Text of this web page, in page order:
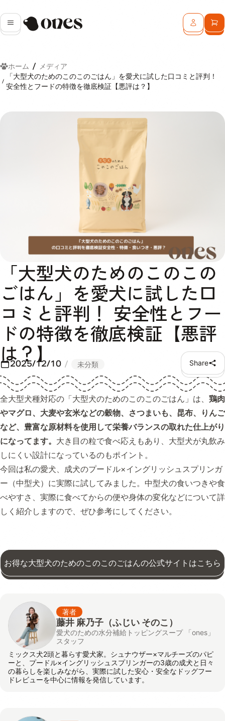
メニューOnes ログインカ
ホーム
メディア
「大型犬のためのこのこのごはん」を愛犬に試した口コミと評判！
安全性とフードの特徴を徹底検証【悪評は？】
「大型犬のためのこのこの
ごはん」を愛犬に試した口
コミと評判！ 安全性とフー
ドの特徴を徹底検証【悪評
は？】
2025/12/10 未分類 Share
全大型犬種対応の「大型犬のためのこのこのごはん」は、 鶏肉
やマグロ、大麦や玄米などの穀物、さつまいも、昆布、りんご
など、豊富な原材料を使用して栄養バランスの取れた仕上がり
になってます。 大き目の粒で食べ応えもあり、大型犬が丸飲み
しにくい設計になっているのもポイント。
今回は私の愛犬、成犬のプードル×イングリッシュスプリンガ
ー（中型犬）に実際に試してみました。中型犬の食いつきや食
べやすさ、実際に食べてからの便や身体の変化などについて詳
しく紹介しますので、ぜひ参考にしてください。
お得な大型犬のためのこのこのごはんの公式サイトはこちら
著者
藤井 麻乃子（ふじい そのこ）
愛犬のための水分補給トッピングスープ 「ones」
スタッフ
ミックス犬2頭と暮らす愛犬家。シュナウザー×マルチーズのパピ
ーと、プードル×イングリッシュスプリンガーの3歳の成犬と日々
の暮らしを楽しみながら、実際に試した安心・安全なドッグフー
ドレビューを中心に情報を発信しています。